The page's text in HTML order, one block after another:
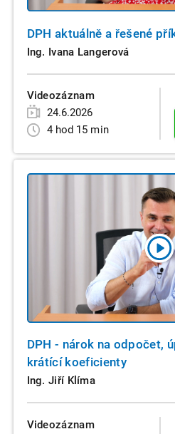
DPH aktuálně a řešené
Ing. Ivana Langerová
Videozáznam
24.6.2026
4 hod 15 min
DPH - nárok na odpočet,
krátící koeficienty
Ing. Jiří Klíma
Videozáznam